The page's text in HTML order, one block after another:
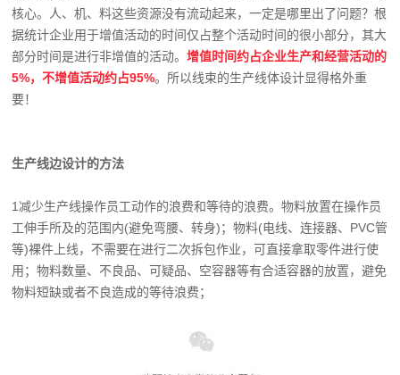
核心。人、机、料这些资源没有流动起来，一定是哪里出了问题？根
据统计企业用于增值活动的时间仅占整个活动时间的很小部分，其大
部分时间是进行非增值的活动。增值时间约占企业生产和经营活动的
5%，不增值活动约占95%。所以线束的生产线体设计显得格外重
要！
生产线边设计的方法
1减少生产线操作员工动作的浪费和等待的浪费。物料放置在操作员
工伸手所及的范围内(避免弯腰、转身)；物料(电线、连接器、PVC管
等)裸件上线，不需要在进行二次拆包作业，可直接拿取零件进行使
用；物料数量、不良品、可疑品、空容器等有合适容器的放置，避免
物料短缺或者不良造成的等待浪费；